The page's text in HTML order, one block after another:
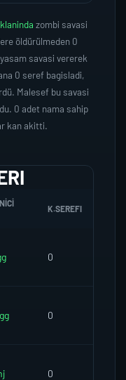
zombi savasi
öldürülmeden 0
savasi vererek
0 seref bagisladi,
Malesef bu savasi
0 adet nama sahip
kan akitti.
K.SEREFI
0
0
0